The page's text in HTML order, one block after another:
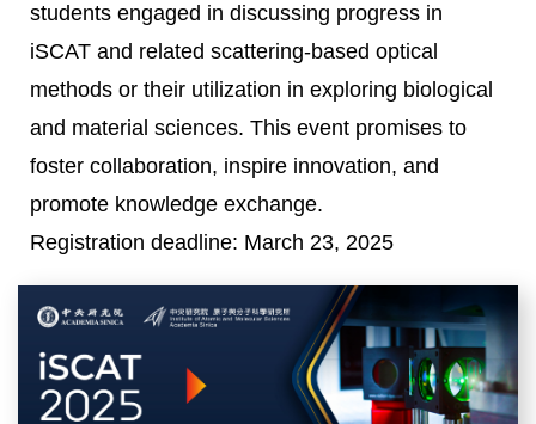
students engaged in discussing progress in
iSCAT and related scattering-based optical
methods or their utilization in exploring biological
and material sciences. This event promises to
foster collaboration, inspire innovation, and
promote knowledge exchange.
Registration deadline: March 23, 2025